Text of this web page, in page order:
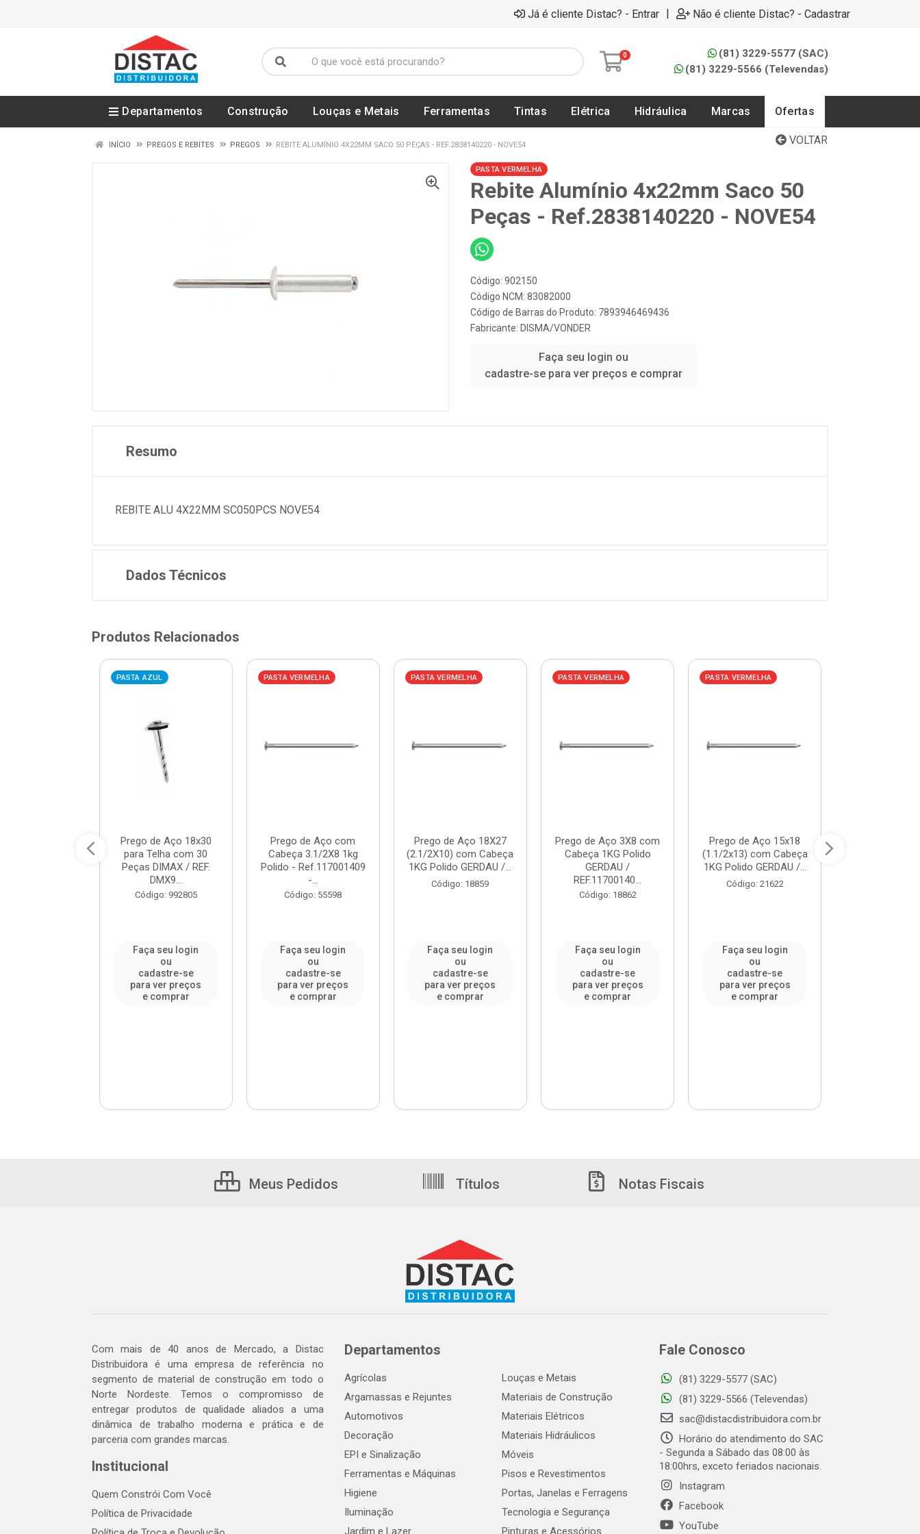
Já é cliente Distac? - Entrar | Não é cliente Distac? - Cadastrar
0
(81) 3229-5577 (SAC)
(81) 3229-5566 (Televendas)
Departamentos Construção Louças e Metais Ferramentas Tintas Elétrica Hidráulica Marcas Ofertas
VOLTAR
INÍCIO PREGOS E REBITES PREGOS REBITE ALUMÍNIO 4X22MM SACO 50 PEÇAS - REF.2838140220 - NOVE54
PASTA VERMELHA
Rebite Alumínio 4x22mm Saco 50
Peças - Ref.2838140220 - NOVE54
Código: 902150
Código NCM: 83082000
Código de Barras do Produto: 7893946469436
Fabricante: DISMA/VONDER
Faça seu login ou
cadastre-se para ver preços e comprar
Resumo
REBITE ALU 4X22MM SC050PCS NOVE54
Dados Técnicos
Produtos Relacionados
PASTA AZUL
Prego de Aço 18x30
para Telha com 30
Peças DIMAX / REF.
DMX9...
Código: 992805
Faça seu login
ou
cadastre-se
para ver preços
e comprar
PASTA VERMELHA
Prego de Aço com
Cabeça 3.1/2X8 1kg
Polido - Ref.117001409
-...
Código: 55598
Faça seu login
ou
cadastre-se
para ver preços
e comprar
PASTA VERMELHA
Prego de Aço 18X27
(2.1/2X10) com Cabeça
1KG Polido GERDAU /...
Código: 18859
Faça seu login
ou
cadastre-se
para ver preços
e comprar
PASTA VERMELHA
Prego de Aço 3X8 com
Cabeça 1KG Polido
GERDAU /
REF.11700140...
Código: 18862
Faça seu login
ou
cadastre-se
para ver preços
e comprar
PASTA VERMELHA
Prego de Aço 15x18
(1.1/2x13) com Cabeça
1KG Polido GERDAU /...
Código: 21622
Faça seu login
ou
cadastre-se
para ver preços
e comprar
Meus Pedidos Títulos Notas Fiscais
Com mais de 40 anos de Mercado, a Distac
Distribuidora é uma empresa de referência no
segmento de material de construção em todo o
Norte Nordeste. Temos o compromisso de
entregar produtos de qualidade aliados a uma
dinâmica de trabalho moderna e prática e de
parceria com grandes marcas.
Institucional
Quem Constrói Com Você
Política de Privacidade
Departamentos
Agrícolas
Argamassas e Rejuntes
Automotivos
Decoração
EPI e Sinalização
Ferramentas e Máquinas
Higiene
Iluminação
Jardim e Lazer
Louças e Metais
Materiais de Construção
Materiais Elétricos
Materiais Hidráulicos
Móveis
Pisos e Revestimentos
Portas, Janelas e Ferragens
Tecnologia e Segurança
Pinturas e Acessórios
Fale Conosco
(81) 3229-5577 (SAC)
(81) 3229-5566 (Televendas)
sac@distacdistribuidora.com.br
Horário do atendimento do SAC
- Segunda a Sábado das 08:00 às
18:00hrs, exceto feriados nacionais.
Instagram
Facebook
YouTube